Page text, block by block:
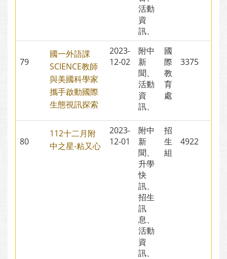
活動
資
訊、
79
國一外語課
SCIENCE教師
與美國科學家
攜手啟動國際
生態視訊探索
2023-
12-02
附中
新
聞、
活動
資
訊、
國
際
教
育
處
3375
80
112十二月附
中之星-粘又心
2023-
12-01
附中
新
聞、
升學
快
訊、
招生
訊
息、
活動
資
訊、
招
生
組
4922